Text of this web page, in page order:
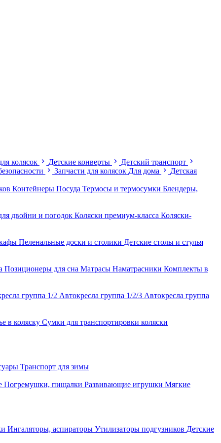
колясок Детские конверты
Детский транспорт
Запчасти для колясок Для дома Детская
Контейнеры Посуда Термосы и термосумки Блендеры,
двойни и погодок Коляски премиум-класса Коляски-
Пеленальные доски и столики Детские столы и стулья
Позиционеры для сна Матрасы Наматрасники Комплекты в
группа 1/2 Автокресла группа 1/2/3 Автокресла группа
в коляску Сумки для транспортировки коляски
Транспорт для зимы
Погремушки, пищалки Развивающие игрушки Мягкие
Ингаляторы, аспираторы Утилизаторы подгузников Детские